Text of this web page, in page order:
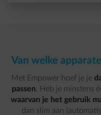
Van welke
Met Empower hoef je je
passen . Heb je minstens
waarvan je het gebruik
dan slim aan